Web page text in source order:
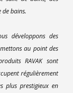
de bains.
développons des
au point des
RAVAK sont
régulièrement
plus prestigieux en